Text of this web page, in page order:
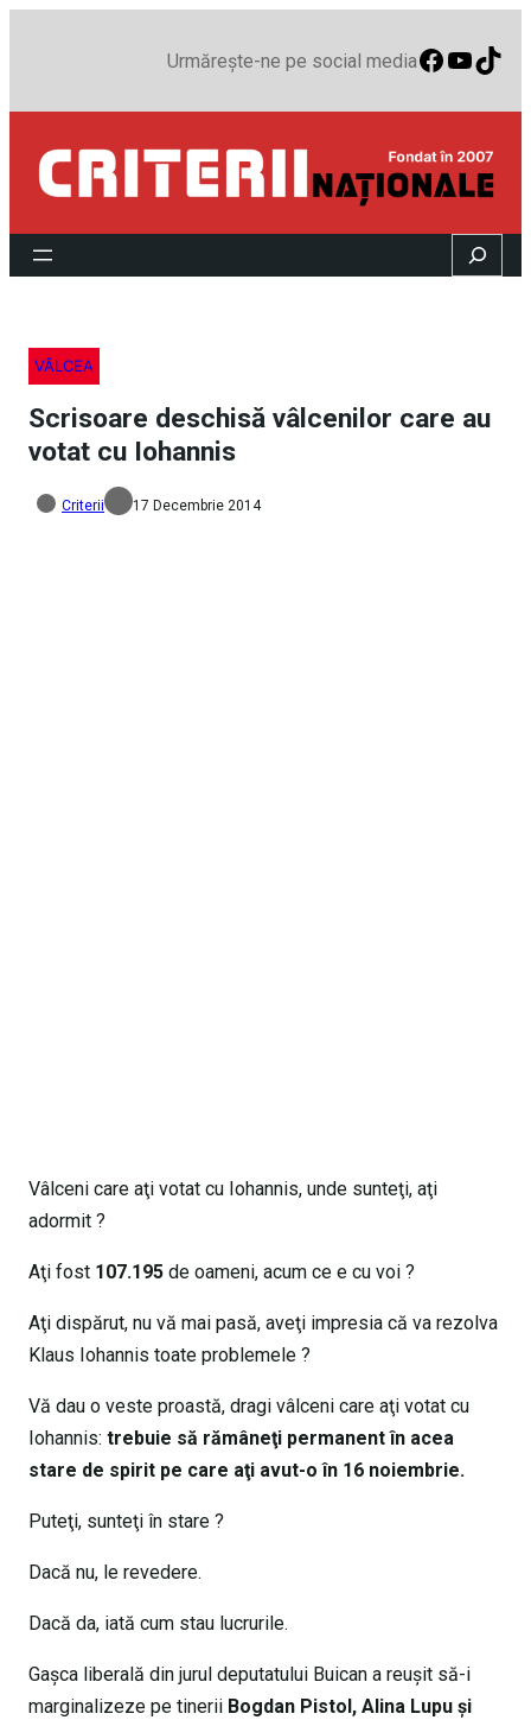
Urmărește-ne pe social media
Search
VÂLCEA
Scrisoare deschisă vâlcenilor care au
votat cu Iohannis
Criterii 17 Decembrie 2014
Vâlceni care aţi votat cu Iohannis, unde sunteţi, aţi
adormit ?
Aţi fost 107.195 de oameni, acum ce e cu voi ?
Aţi dispărut, nu vă mai pasă, aveţi impresia că va rezolva
Klaus Iohannis toate problemele ?
Vă dau o veste proastă, dragi vâlceni care aţi votat cu
Iohannis: trebuie să rămâneţi permanent în acea
stare de spirit pe care aţi avut-o în 16 noiembrie.
Puteţi, sunteţi în stare ?
Dacă nu, le revedere.
Dacă da, iată cum stau lucrurile.
Gaşca liberală din jurul deputatului Buican a reuşit să-i
marginalizeze pe tinerii Bogdan Pistol, Alina Lupu şi